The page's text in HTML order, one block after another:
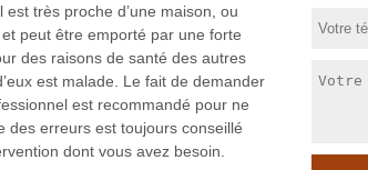
est très proche d’une maison, ou
peut être emporté par une forte
des raisons de santé des autres
est malade. Le fait de demander
est recommandé pour ne
des erreurs est toujours conseillé
dont vous avez besoin.